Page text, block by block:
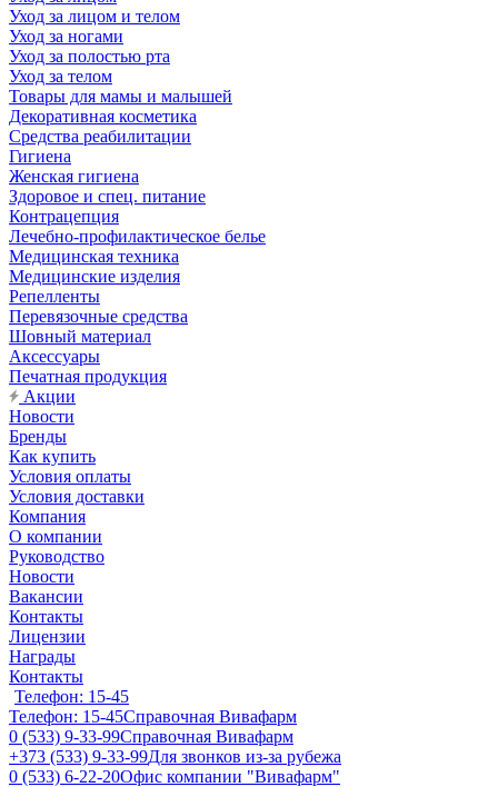
Уход за лицом и телом
Уход за ногами
Уход за полостью рта
Уход за телом
Товары для мамы и малышей
Декоративная косметика
Средства реабилитации
Гигиена
Женская гигиена
Здоровое и спец. питание
Контрацепция
Лечебно-профилактическое белье
Медицинская техника
Медицинские изделия
Репелленты
Перевязочные средства
Шовный материал
Аксессуары
Печатная продукция
Акции
Новости
Бренды
Как купить
Условия оплаты
Условия доставки
Компания
О компании
Руководство
Новости
Вакансии
Контакты
Лицензии
Награды
Контакты
Телефон: 15-45
Телефон: 15-45Справочная Вивафарм
0 (533) 9-33-99Справочная Вивафарм
+373 (533) 9-33-99Для звонков из-за рубежа
0 (533) 6-22-20Офис компании "Вивафарм"